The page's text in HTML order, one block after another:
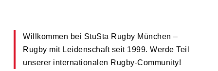
Willkommen bei StuSta Rugby München –
Rugby mit Leidenschaft seit 1999. Werde Teil
unserer internationalen Rugby-Community!